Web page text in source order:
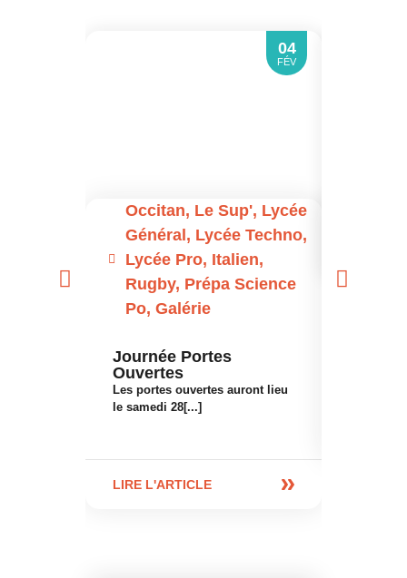
04
FÉV
Occitan, Le Sup', Lycée
Général, Lycée Techno,
Lycée Pro, Italien,
Rugby, Prépa Science
Po, Galérie
Journée Portes
Ouvertes
Les portes ouvertes auront lieu
le samedi 28[...]
LIRE L'ARTICLE